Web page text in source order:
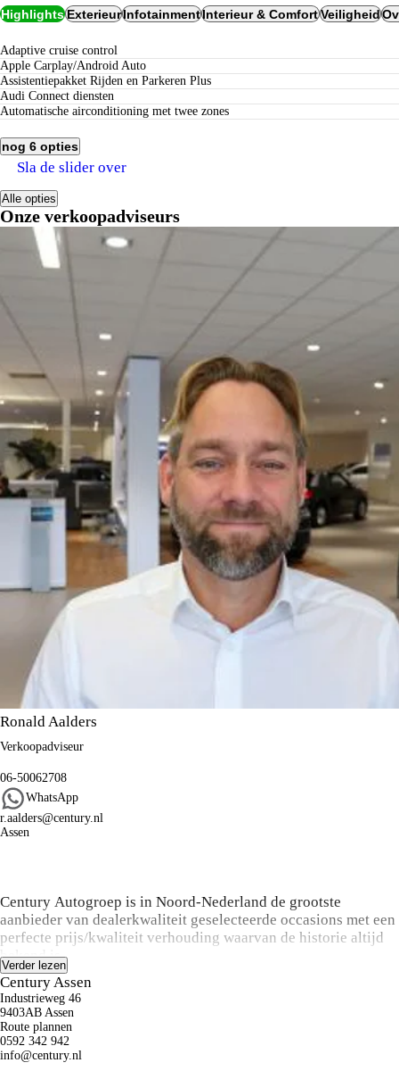
HighlightsExterieurInfotainmentInterieur & ComfortVeiligheid
Adaptive cruise control
Apple Carplay/Android Auto
Assistentiepakket Rijden en Parkeren Plus
Audi Connect diensten
Automatische airconditioning met twee zones
nog 6 opties
Alle opties
Onze verkoopadviseurs
Sla de slider over
Ronald Aalders
Verkoopadviseur
06-50062708
WhatsApp
r.aalders@century.nl
Assen
Century Autogroep is in Noord-Nederland de grootste
aanbieder van dealerkwaliteit geselecteerde occasions met een
perfecte prijs/kwaliteit verhouding waarvan de historie altijd
bekend is.
Koop:
Bij aanschaf van een occasion kunt u een keuze maken uit
onze onderhoud en zekerheid pakketten variërend van basis
tot luxe inclusief o.a. de labels Das Welt
Auto, ZekerŠKODA en Audi Selectie Plus. Inruil en
Verder lezen
Century Assen
Industrieweg 46
9403AB Assen
Route plannen
0592 342 942
info@century.nl